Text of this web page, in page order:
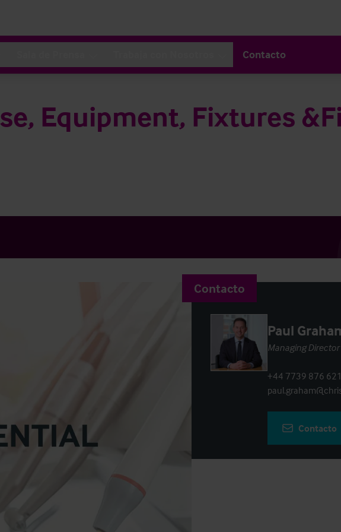
Contacto
Equipment, Fixtures
Contacto
Paul
Managing Director
+44 7739 876 621
Contacto